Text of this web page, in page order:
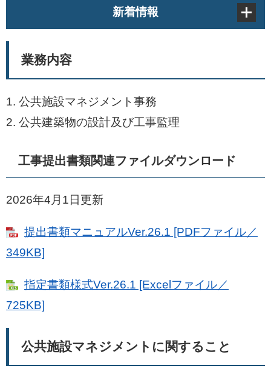
新着情報
業務内容
1. 公共施設マネジメント事務
2. 公共建築物の設計及び工事監理
工事提出書類関連ファイルダウンロード
2026年4月1日更新
提出書類マニュアルVer.26.1 [PDFファイル／
349KB]
指定書類様式Ver.26.1 [Excelファイル／
725KB]
公共施設マネジメントに関すること